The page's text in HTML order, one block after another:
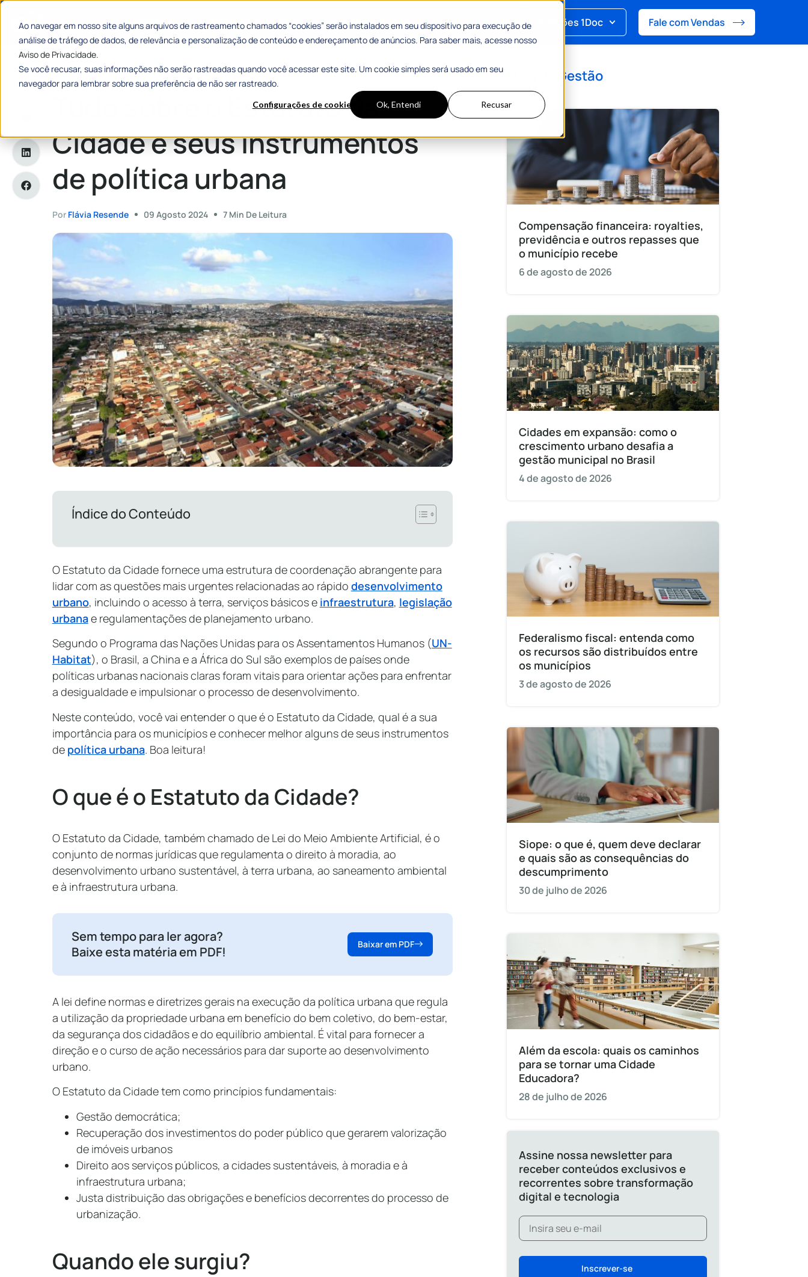
Ao navegar em nosso site alguns arquivos de rastreamento chamados “cookies” serão instalados em seu dispositivo para execução de
análise de tráfego de dados, de relevância e personalização de conteúdo e endereçamento de anúncios. Para saber mais, acesse nosso
Aviso de Privacidade.
Se você recusar, suas informações não serão rastreadas quando você acessar este site. Um cookie simples será usado em seu
navegador para lembrar sobre sua preferência de não ser rastreado.
Configurações de cookies Ok, Entendi Recusar
Categorias Histórias de Sucesso Materiais Gratuitos Soluções 1Doc Fale com Vendas
Home»Tudo sobre o Estatuto da Cidade e seus instrumentos de política urbana
Tudo sobre o Estatuto da
Cidade e seus instrumentos
de política urbana
Por Flávia Resende 09 Agosto 2024 7 Min De Leitura
Índice do Conteúdo
O Estatuto da Cidade fornece uma estrutura de coordenação abrangente para
lidar com as questões mais urgentes relacionadas ao rápido desenvolvimento
urbano, incluindo o acesso à terra, serviços básicos e infraestrutura, legislação
urbanae regulamentações de planejamento urbano.
Segundo o Programa das Nações Unidas para os Assentamentos Humanos (UN-
Habitat), o Brasil, a China e a África do Sul são exemplos de países onde
políticas urbanas nacionais claras foram vitais para orientar ações para enfrentar
a desigualdade e impulsionar o processo de desenvolvimento.
Neste conteúdo, você vai entender o que é o Estatuto da Cidade, qual é a sua
importância para os municípios e conhecer melhor alguns de seus instrumentos
de política urbana. Boa leitura!
O que é o Estatuto da Cidade?
O Estatuto da Cidade, também chamado de Lei do Meio Ambiente Artificial, é o
conjunto de normas jurídicas que regulamenta o direito à moradia, ao
desenvolvimento urbano sustentável, à terra urbana, ao saneamento ambiental
e à infraestrutura urbana.
Sem tempo para ler agora?
Baixe esta matéria em PDF!
Baixar em PDF
A lei define normas e diretrizes gerais na execução da política urbana que regula
a utilização da propriedade urbana em benefício do bem coletivo, do bem-estar,
da segurança dos cidadãos e do equilíbrio ambiental. É vital para fornecer a
direção e o curso de ação necessários para dar suporte ao desenvolvimento
urbano.
O Estatuto da Cidade tem como princípios fundamentais:
Gestão democrática;
Recuperação dos investimentos do poder público que gerarem valorização
de imóveis urbanos
Direito aos serviços públicos, a cidades sustentáveis, à moradia e à
infraestrutura urbana;
Justa distribuição das obrigações e benefícios decorrentes do processo de
urbanização.
Quando ele surgiu?
Gestão
Compensação financeira: royalties,
previdência e outros repasses que
o município recebe
6 de agosto de 2026
Cidades em expansão: como o
crescimento urbano desafia a
gestão municipal no Brasil
4 de agosto de 2026
Federalismo fiscal: entenda como
os recursos são distribuídos entre
os municípios
3 de agosto de 2026
Siope: o que é, quem deve declarar
e quais são as consequências do
descumprimento
30 de julho de 2026
Além da escola: quais os caminhos
para se tornar uma Cidade
Educadora?
28 de julho de 2026
Assine nossa newsletter para
receber conteúdos exclusivos e
recorrentes sobre transformação
digital e tecnologia
Inscrever-se